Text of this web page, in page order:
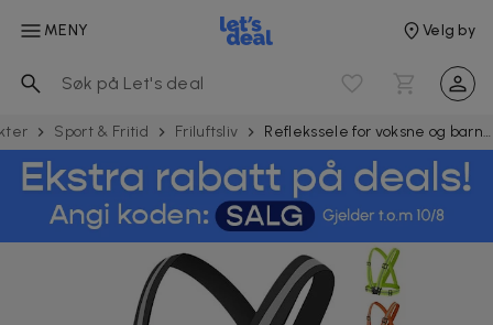
MENY Velg by
Sport & Fritid Friluftsliv Reflekssele for voksne og barn 2-pak